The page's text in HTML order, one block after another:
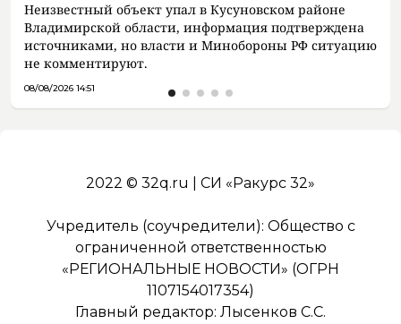
Неизвестный объект упал в Кусуновском районе
Владимирской области, информация подтверждена
источниками, но власти и Минобороны РФ ситуацию
не комментируют.
08/08/2026 14:51
2022 © 32q.ru | СИ «Ракурс 32»
Учредитель (соучредители): Общество с
ограниченной ответственностью
«РЕГИОНАЛЬНЫЕ НОВОСТИ» (ОГРН
1107154017354)
Главный редактор: Лысенков С.С.